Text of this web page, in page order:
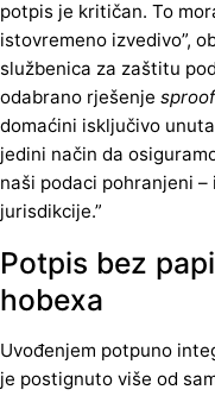
potpis je kritičan. To
istovremeno izvedivo”,
službenica za zaštitu
odabrano rješenje
domaćini isključivo
jedini način da
naši podaci pohranjeni
jurisdikcije.”
Potpis bez
hobexa
Uvođenjem potpuno
je postignuto više od